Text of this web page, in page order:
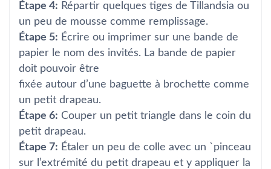
Étape 4: Répartir quelques tiges de Tillandsia ou
un peu de mousse comme remplissage.
Étape 5: Écrire ou imprimer sur une bande de
papier le nom des invités. La bande de papier
doit pouvoir être
fixée autour d’une baguette à brochette comme
un petit drapeau.
Étape 6: Couper un petit triangle dans le coin du
petit drapeau.
Étape 7: Étaler un peu de colle avec un `pinceau
sur l’extrémité du petit drapeau et y appliquer la